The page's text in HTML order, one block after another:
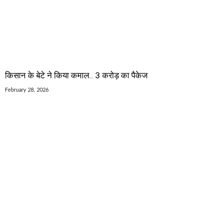
किसान के बेटे ने किया कमाल.. 3 करोड़ का पैकेज
February 28, 2026